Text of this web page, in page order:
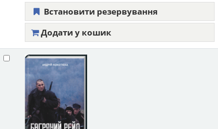
Встановити резервування
Додати у кошик